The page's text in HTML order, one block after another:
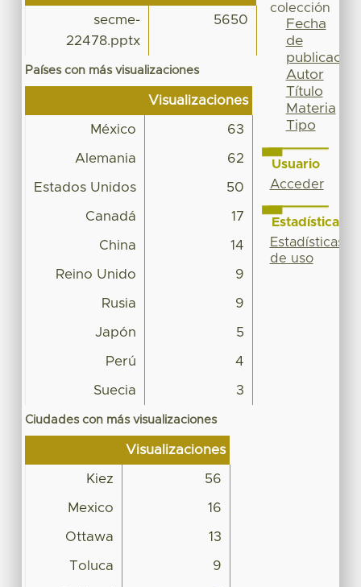
secme-
22478.pptx
5650
Países con más visualizaciones
Visualizaciones
México 63
Alemania 62
Estados Unidos 50
Canadá 17
China 14
Reino Unido 9
Rusia 9
Japón 5
Perú 4
Suecia 3
Ciudades con más visualizaciones
Visualizaciones
Kiez 56
Mexico 16
Ottawa 13
Toluca 9
colección
Fecha
de
publicación
Autor
Título
Materia
Tipo
Usuario
Acceder
Estadísticas
Estadísticas
de uso